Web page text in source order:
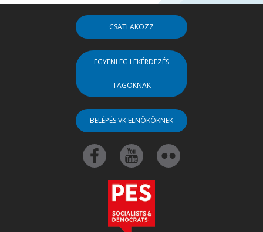
CSATLAKOZZ
EGYENLEG LEKÉRDEZÉS
TAGOKNAK
BELÉPÉS VK ELNÖKÖKNEK